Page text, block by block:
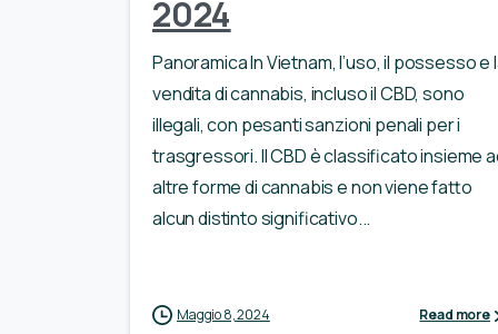
2024
Panoramica In Vietnam, l’uso, il possesso e
vendita di cannabis, incluso il CBD, sono
illegali, con pesanti sanzioni penali per i
trasgressori. Il CBD è classificato insieme
altre forme di cannabis e non viene fatto
alcun distinto significativo...
Maggio 8, 2024 Read more